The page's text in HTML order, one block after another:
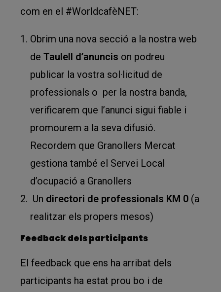
com en el #WorldcafèNET:
Obrim una nova secció a la nostra web
deTaulell d’anuncis on podreu
publicar la vostra sol·licitud de
professionals o per la nostra banda,
verificarem que l’anunci sigui fiable i
promourem a la seva difusió.
Recordem que Granollers Mercat
gestiona també el Servei Local
d’ocupació a Granollers
Un directori de professionals KM 0 (a
realitzar els propers mesos)
Feedback dels participants
El feedback que ens ha arribat dels
participants ha estat prou bo i de